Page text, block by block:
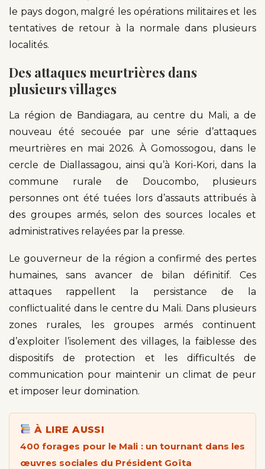
le pays dogon, malgré les opérations militaires et les
tentatives de retour à la normale dans plusieurs
localités.
Des attaques meurtrières dans
plusieurs villages
La région de Bandiagara, au centre du Mali, a de
nouveau été secouée par une série d’attaques
meurtrières en mai 2026. À Gomossogou, dans le
cercle de Diallassagou, ainsi qu’à Kori-Kori, dans la
commune rurale de Doucombo, plusieurs
personnes ont été tuées lors d’assauts attribués à
des groupes armés, selon des sources locales et
administratives relayées par la presse.
Le gouverneur de la région a confirmé des pertes
humaines, sans avancer de bilan définitif. Ces
attaques rappellent la persistance de la
conflictualité dans le centre du Mali. Dans plusieurs
zones rurales, les groupes armés continuent
d’exploiter l’isolement des villages, la faiblesse des
dispositifs de protection et les difficultés de
communication pour maintenir un climat de peur
et imposer leur domination.
À LIRE AUSSI
400 forages pour le Mali : un tournant dans les
œuvres sociales du Président Goïta